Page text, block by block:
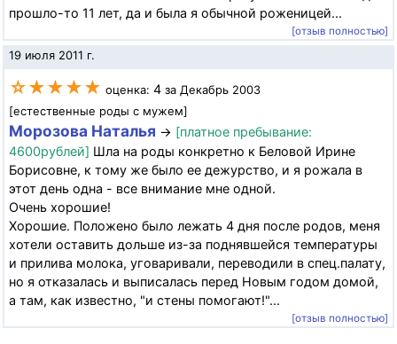
прошло-то 11 лет, да и была я обычной роженицей...
[отзыв полностью]
19 июля 2011 г.
☆★★★★ оценка: 4 за Декабрь 2003
[естественные роды с мужем]
Морозова Наталья → [платное пребывание:
4600рублей] Шла на роды конкретно к Беловой Ирине
Борисовне, к тому же было ее дежурство, и я рожала в
этот день одна - все внимание мне одной.
Очень хорошие!
Хорошие. Положено было лежать 4 дня после родов, меня
хотели оставить дольше из-за поднявшейся температуры
и прилива молока, уговаривали, переводили в спец.палату,
но я отказалась и выписалась перед Новым годом домой,
а там, как известно, "и стены помогают!"...
[отзыв полностью]